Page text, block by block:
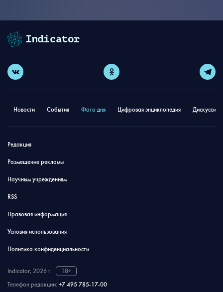
Новости События Фото дня Цифровая энциклопедия
Редакция
Размещение рекламы
Научным учреждениям
RSS
Правовая информация
Условия использования
Политика конфиденциальности
Indicator, 2026 г.
18+
Телефон редакции: +7 495 785-17-00